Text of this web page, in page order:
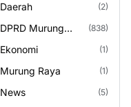
Daerah (2)
DPRD Murung
(838)
Ekonomi (1)
Murung Raya (1)
News (5)